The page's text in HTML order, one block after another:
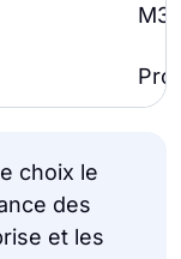
choix le
des
et les